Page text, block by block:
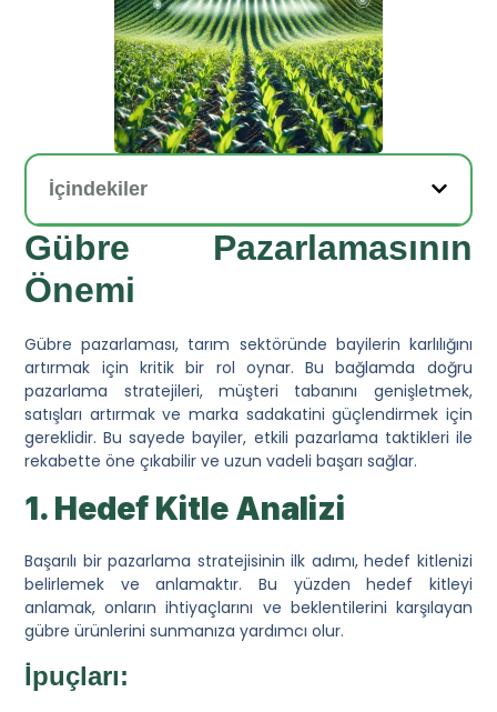
İçindekiler
Gübre Pazarlamasının
Önemi
Gübre pazarlaması, tarım sektöründe bayilerin karlılığını
artırmak için kritik bir rol oynar. Bu bağlamda doğru
pazarlama stratejileri, müşteri tabanını genişletmek,
satışları artırmak ve marka sadakatini güçlendirmek için
gereklidir. Bu sayede bayiler, etkili pazarlama taktikleri ile
rekabette öne çıkabilir ve uzun vadeli başarı sağlar.
1. Hedef Kitle Analizi
Başarılı bir pazarlama stratejisinin ilk adımı, hedef kitlenizi
belirlemek ve anlamaktır. Bu yüzden hedef kitleyi
anlamak, onların ihtiyaçlarını ve beklentilerini karşılayan
gübre ürünlerini sunmanıza yardımcı olur.
İpuçları: